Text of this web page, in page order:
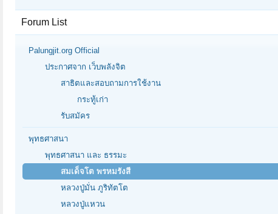
Forum List
Palungjit.org Official
ประกาศจาก เว็บพลังจิต
สาธิตและสอบถามการใช้งาน
กระทู้เก่า
รับสมัคร
พุทธศาสนา
พุทธศาสนา และ ธรรมะ
สมเด็จโต พรหมรังสี
หลวงปู่มั่น ภูริทัตโต
หลวงปู่แหวน